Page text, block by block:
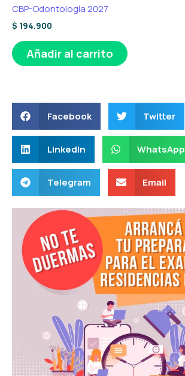
CBP-Odontología 2027
$ 194.900
Añadir al carrito
Facebook Twitter
LinkedIn WhatsApp
Telegram Email